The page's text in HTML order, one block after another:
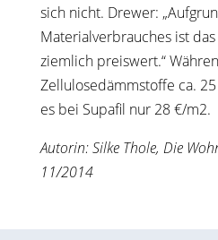
sich nicht. Drewer:
Materialverbrauches ist
ziemlich preiswert.“
Zellulosedämmstoffe ca.
es bei Supafil nur 28 €/m2.
Autorin: Silke Thole, Die
11/2014